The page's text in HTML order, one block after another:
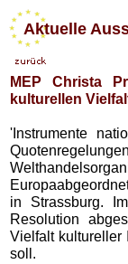
Aktuelle
MEP Christa
kulturellen
'Instrumente
in Strassburg.
Resolution
Vielfalt kultureller
soll.